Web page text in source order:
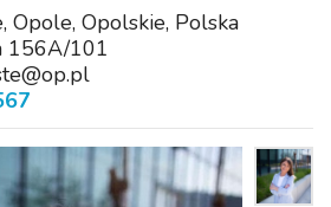
Opole, Opolskie, Polska
156A/101